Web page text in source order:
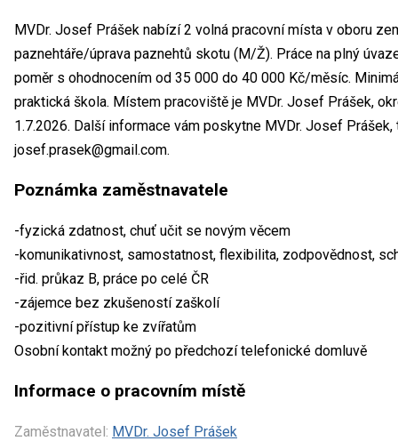
MVDr. Josef Prášek nabízí 2 volná pracovní místa v oboru
paznehtáře/úprava paznehtů skotu (M/Ž). Práce na plný
poměr s ohodnocením od 35 000 do 40 000 Kč/měsíc.
praktická škola. Místem pracoviště je MVDr. Josef Prášek,
1.7.2026. Další informace vám poskytne MVDr. Josef
josef.prasek@gmail.com.
Poznámka zaměstnavatele
-fyzická zdatnost, chuť učit se novým věcem
-komunikativnost, samostatnost, flexibilita, zodpovědnost,
-řid. průkaz B, práce po celé ČR
-zájemce bez zkušeností zaškolí
-pozitivní přístup ke zvířatům
Osobní kontakt možný po předchozí telefonické domluvě
Informace o pracovním místě
Zaměstnavatel: MVDr. Josef Prášek